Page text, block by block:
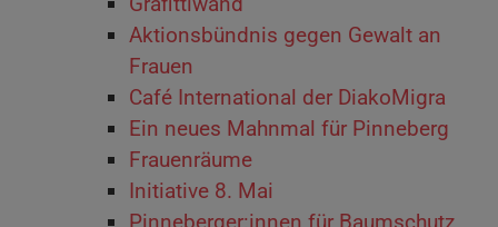
Aktionsbündnis gegen Gewalt an
Frauen
Café International der DiakoMigra
Ein neues Mahnmal für Pinneberg
Frauenräume
Initiative 8. Mai